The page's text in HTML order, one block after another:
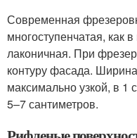
Современная
многоступенчатая, как
лаконичная. При
контуру фасада.
максимально узкой, в 1
5–7 сантиметров.